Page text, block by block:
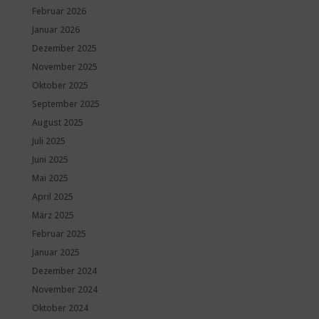
Februar 2026
Januar 2026
Dezember 2025
November 2025
Oktober 2025
September 2025
August 2025
Juli 2025
Juni 2025
Mai 2025
April 2025
März 2025
Februar 2025
Januar 2025
Dezember 2024
November 2024
Oktober 2024